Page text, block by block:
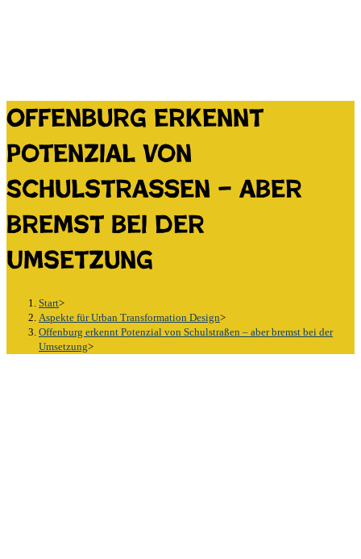
Offenburg erkennt
Potenzial von
Schulstraßen – aber
bremst bei der
Umsetzung
Start>
Aspekte für Urban Transformation Design>
Offenburg erkennt Potenzial von Schulstraßen – aber bremst bei der
Umsetzung>